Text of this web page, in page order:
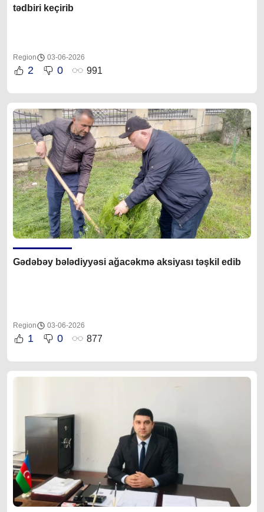
tədbiri keçirib
Region 03-06-2026
2 0 991
Gədəbəy bələdiyyəsi ağacəkmə aksiyası təşkil edib
Region 03-06-2026
1 0 877